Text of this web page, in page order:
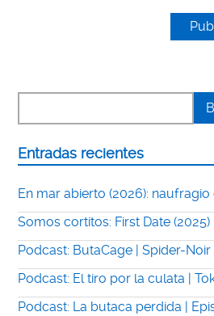
Entradas recientes
En mar abierto (2026): naufragio
Somos cortitos: First Date (2025)
Podcast: ButaCage | Spider-Noir
Podcast: El tiro por la culata |
Podcast: La butaca perdida |